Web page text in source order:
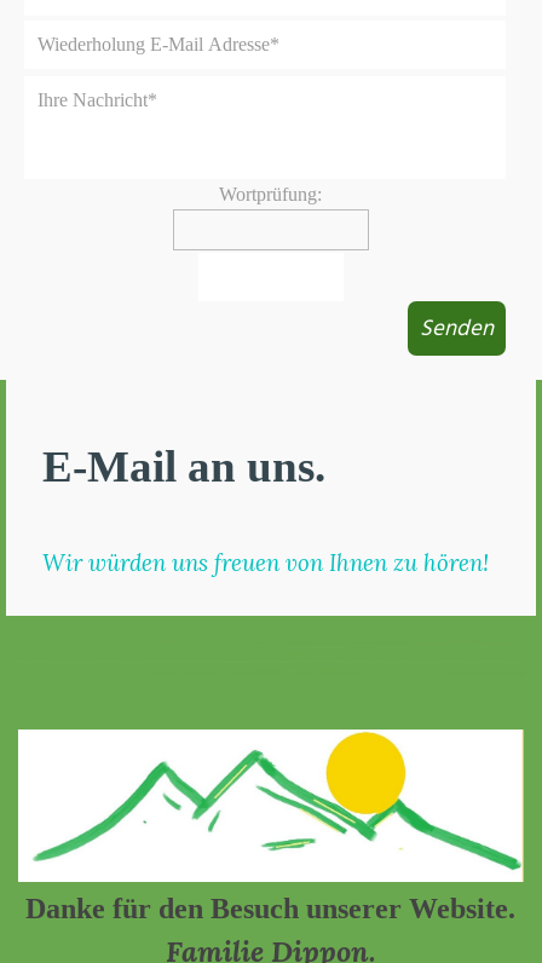
Wortprüfung:
E-Mail an uns.
Wir würden uns freuen von Ihnen zu hören!
Danke für den Besuch unserer Website.
Familie Dippon.